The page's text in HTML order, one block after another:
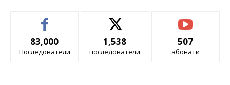
83,000
Последователи
1,538
последователи
507
абонати